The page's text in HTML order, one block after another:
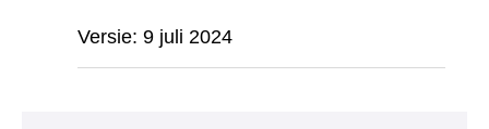
Versie: 9 juli 2024